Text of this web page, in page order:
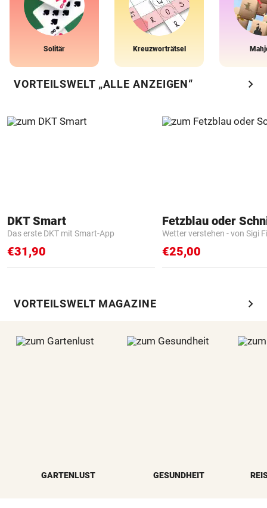
Solitär Kreuzworträtsel
VORTEILSWELT „ALLE ANZEIGEN“ chevron_right
DKT Smart
Das erste DKT mit Smart-App
€31,90
Fetzblau oder
Wetter verstehen - von Sigi
€25,00
VORTEILSWELT MAGAZINE chevron_right
GARTENLUST GESUNDHEIT